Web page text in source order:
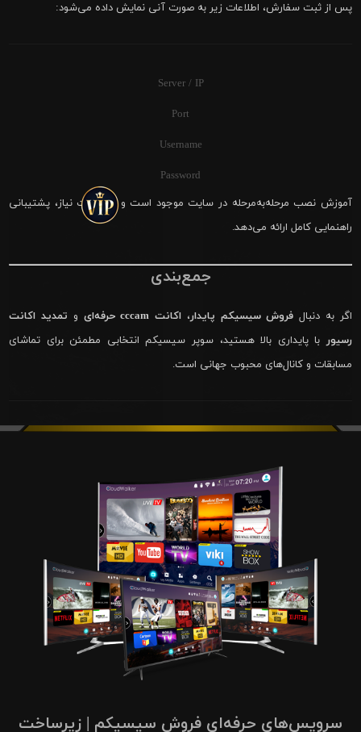
پس از ثبت سفارش، اطلاعات زیر به صورت آنی نمایش داده می‌شود:
Server / IP
Port
Username
Password
آموزش نصب مرحله‌به‌مرحله در سایت موجود است و در صورت نیاز، پشتیبانی
راهنمایی کامل ارائه می‌دهد.
جمع‌بندی
اگر به دنبال فروش سیسیکم پایدار، اکانت cccam حرفه‌ای و تمدید اکانت
رسیور با پایداری بالا هستید، سوپر سیسیکم انتخابی مطمئن برای تماشای
مسابقات و کانال‌های محبوب جهانی است.
سرویس‌های حرفه‌ای فروش سیسیکم | زیرساخت